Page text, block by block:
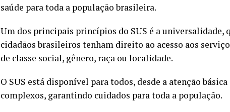
saúde para toda a população brasileira.
Um dos principais princípios do SUS é a universalidade,
cidadãos brasileiros tenham direito ao acesso aos
de classe social, gênero, raça ou localidade.
O SUS está disponível para todos, desde a atenção
complexos, garantindo cuidados para toda a população.